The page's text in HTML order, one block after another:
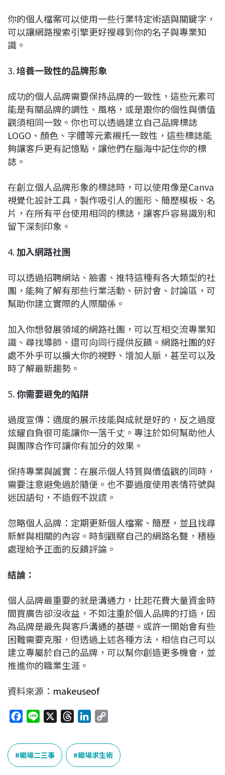
你的個人檔案可以使用一些行業特定術語與關鍵字，
可以讓網路搜索引擎更好搜尋到你的名子與專業知
識。
3.培養一致性的品牌形象
成功的個人品牌需要保持品牌的一致性，這些元素可
能是有關品牌的調性、風格，或是跟你的個性與價值
觀須相同一致。你也可以透過建立自己品牌標誌
LOGO、顏色、字體等元素襯托一致性，這些標誌能
夠讓客戶更有記憶點，讓他們在腦海中記住你的標
誌。
在創立個人品牌形象的標誌時，可以使用像是Canva
視覺化設計工具，製作吸引人的圖形、簡歷模板、名
片，在所有平台使用相同的標誌，讓客戶容易識別和
留下深刻印象。
4.加入網路社團
可以透過招聘網站、臉書、推特這種有各大類型的社
團，能夠了解有那些行業活動、研討會、討論區，可
幫助你建立實際的人際關係。
加入你想發展領域的網路社團，可以互相交流專業知
識、尋找導師、還可向同行提供反饋。網路社團的好
處不外乎可以擴大你的視野、增加人脈，甚至可以及
時了解最新趨勢。
5.你需要避免的陷阱
過度宣傳：適度的展示技能與成就是好的，反之過度
炫耀自負很可能讓你一落千丈。專注於如何幫助他人
與團隊合作可讓你有加分的效果。
保持專業與誠實：在展示個人特質與價值觀的同時，
需要注意避免過於隨便。也不要過度使用表情符號與
迷因語句，不造假不說謊。
忽略個人品牌：定期更新個人檔案、簡歷，並且找尋
新鮮與相關的內容。時刻觀察自己的網路名聲，積極
處理給予正面的反饋評論。
結論：
個人品牌最重要的就是溝通力，比起花費大量資金時
間買廣告卻沒收益，不如注重於個人品牌的打造，因
為品牌是最先與客戶溝通的基礎。或許一開始會有些
困難需要克服，但透過上述各種方法，相信自己可以
建立專屬於自己的品牌，可以幫你創造更多機會，並
推進你的職業生涯。
資料來源： makeuseof
c
e
b
n
e
r
e
a
n
k
e
p
y
L
職場二三事 職場求生術